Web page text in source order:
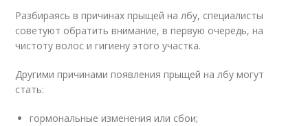
Разбираясь в причинах прыщей на лбу, специалисты
советуют обратить внимание, в первую очередь, на
чистоту волос и гигиену этого участка.
Другими причинами появления прыщей на лбу могут
стать:
гормональные изменения или сбои;